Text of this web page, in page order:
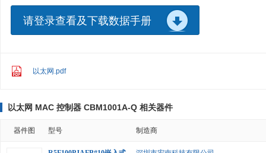
请登录查看及下载数据手册
以太网.pdf
以太网 MAC 控制器 CBM1001A-Q 相关器件
器件图 型号 制造商